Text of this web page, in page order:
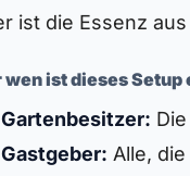
ist die Essenz
wen ist dieses
Gartenbesitzer:
Gastgeber: Alle,